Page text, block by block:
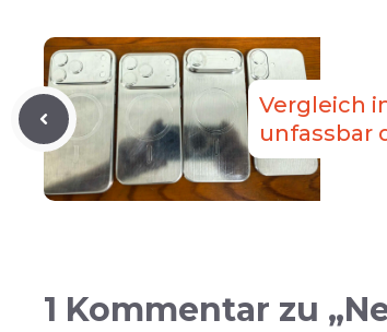
Vergleich
unfassbar
1 Kommentar zu